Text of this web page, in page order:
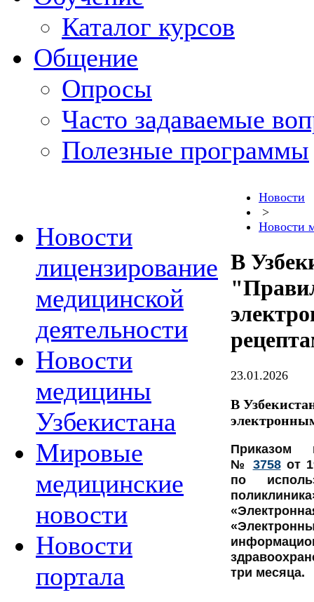
Каталог курсов
Общение
Опросы
Часто задаваемые
Полезные программы
Новости
лицензирование
медицинской
деятельности
Новости
медицины
Узбекистана
Мировые
медицинские
новости
Новости
портала
Новости
>
Новости
В
23.01.2026
В
Приказом
№ 3758 от
по
три месяца.